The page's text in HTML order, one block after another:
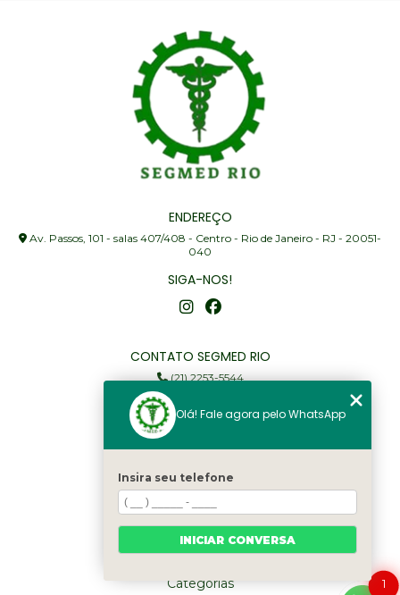
ENDEREÇO
Av. Passos, 101 - salas 407/408 - Centro - Rio de Janeiro - RJ - 20051-
040
SIGA-NOS!
CONTATO SEGMED RIO
(21) 2253-5544
(21) 97905-3352
segmed@segmedrio.com.br
MENU
Home
Institucional
Serviços
Categorias
1
Olá! Fale agora pelo WhatsApp
Insira seu telefone
INICIAR CONVERSA